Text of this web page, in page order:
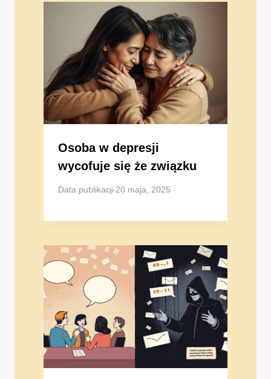
Osoba w depresji
wycofuje się że związku
Data publikacji 20 maja, 2025